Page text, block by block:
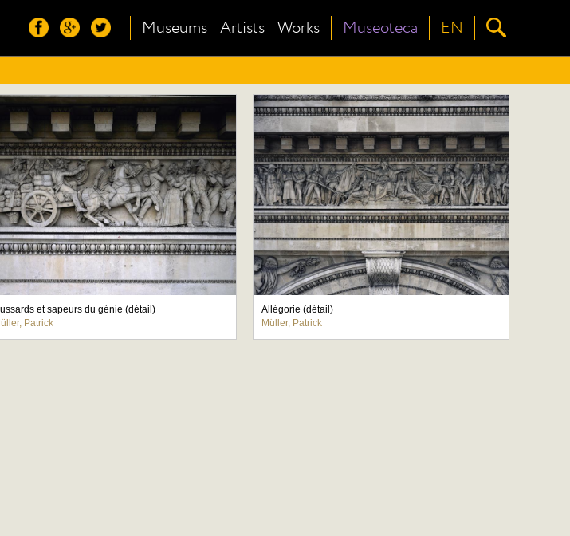
Museums Artists Works Museoteca EN
et sapeurs du génie (détail)
Patrick
Allégorie (détail)
Müller, Patrick